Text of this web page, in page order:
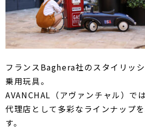
フランスBaghera社のスタイリッシ
乗用玩具。
AVANCHAL（アヴァンチャル）で
代理店として多彩なラインナップ
す。